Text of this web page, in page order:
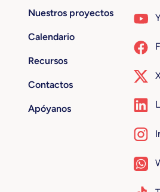
Nuestros proyectos
Calendario
Recursos
Contactos
Apóyanos